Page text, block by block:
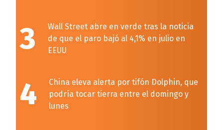
3
Wall Street abre en verde tras la noticia
de que el paro bajó al 4,1% en julio en
EEUU
4
China eleva alerta por tifón Dolphin, que
podría tocar tierra entre el domingo y
lunes